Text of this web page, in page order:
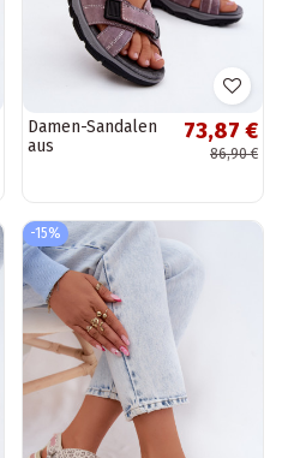
Damen-Sandalen
aus
LaĮendoĮe Blingy
73,87 €
86,90 €
-15%